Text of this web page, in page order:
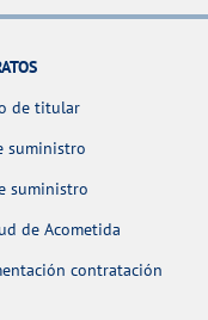
de titular
suministro
suministro
de Acometida
contratación